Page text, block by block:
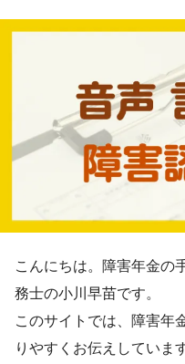
こんにちは。障害年金の
務士の小川早苗です。
このサイトでは、障害年
りやすくお伝えしていま